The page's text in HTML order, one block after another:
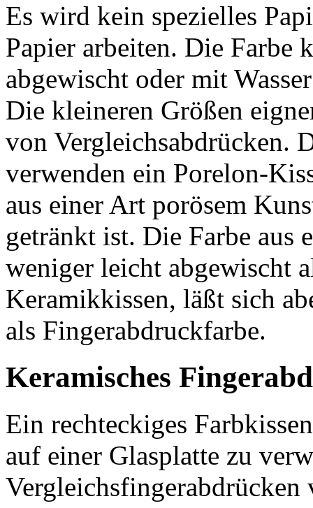
Es wird kein spezielles
Papier arbeiten. Die Farbe
abgewischt oder mit
Die kleineren Größen
von Vergleichsabdrücken.
verwenden ein Porelon-
aus einer Art porösem
getränkt ist. Die Farbe aus
weniger leicht abgewischt
Keramikkissen, läßt sich
als Fingerabdruckfarbe.
Keramisches
Ein rechteckiges
auf einer Glasplatte zu
Vergleichsfingerabdrücken